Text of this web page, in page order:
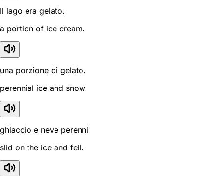
Il lago era gelato.
a portion of ice cream.
una porzione di gelato.
perennial ice and snow
ghiaccio e neve perenni
slid on the ice and fell.